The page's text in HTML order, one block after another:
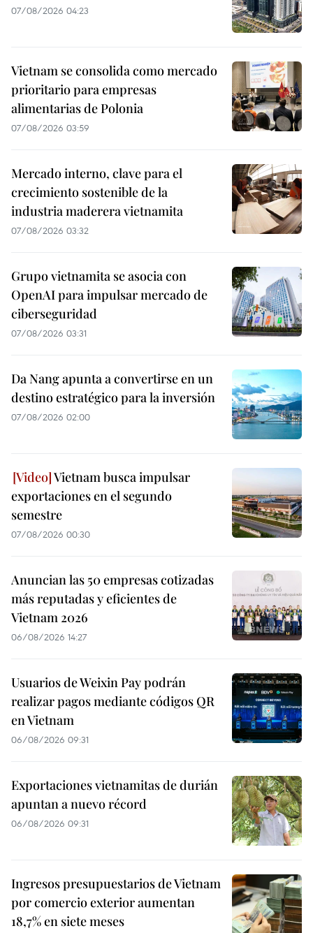
07/08/2026 04:23
Vietnam se consolida como mercado
prioritario para empresas
alimentarias de Polonia
07/08/2026 03:59
Mercado interno, clave para el
crecimiento sostenible de la
industria maderera vietnamita
07/08/2026 03:32
Grupo vietnamita se asocia con
OpenAI para impulsar mercado de
ciberseguridad
07/08/2026 03:31
Da Nang apunta a convertirse en un
destino estratégico para la inversión
07/08/2026 02:00
Vietnam busca impulsar
exportaciones en el segundo
semestre
07/08/2026 00:30
Anuncian las 50 empresas cotizadas
más reputadas y eficientes de
Vietnam 2026
06/08/2026 14:27
Usuarios de Weixin Pay podrán
realizar pagos mediante códigos QR
en Vietnam
06/08/2026 09:31
Exportaciones vietnamitas de durián
apuntan a nuevo récord
06/08/2026 09:31
Ingresos presupuestarios de Vietnam
por comercio exterior aumentan
18,7% en siete meses